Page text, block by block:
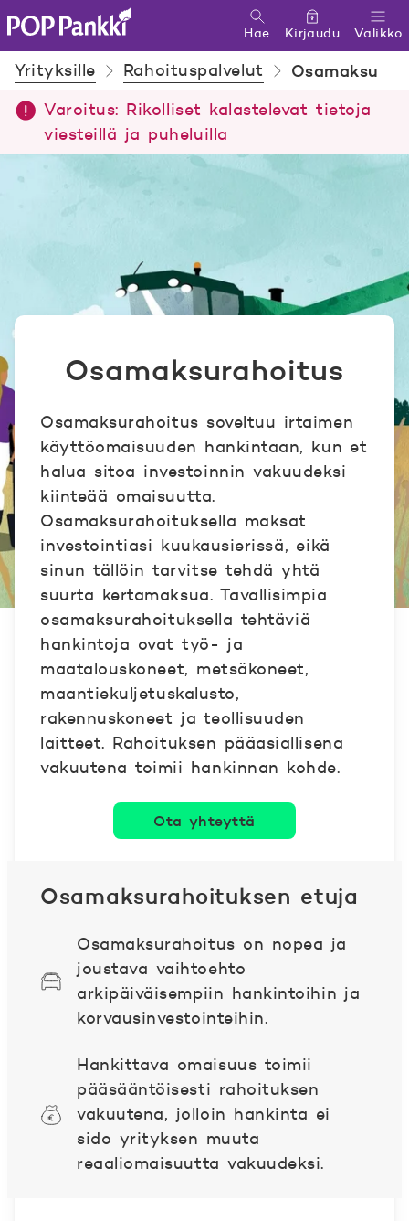
POP Pankki, etusivulle
Valikko
Hae Kirjaudu
Yrityksille Rahoituspalvelut Osamaksu
Varoitus: Rikolliset kalastelevat tietoja
viesteillä ja puheluilla
Osamaksurahoitus
Osamaksurahoitus soveltuu irtaimen
käyttöomaisuuden hankintaan, kun et
halua sitoa investoinnin vakuudeksi
kiinteää omaisuutta.
Osamaksurahoituksella maksat
investointiasi kuukausierissä, eikä
sinun tällöin tarvitse tehdä yhtä
suurta kertamaksua. Tavallisimpia
osamaksurahoituksella tehtäviä
hankintoja ovat työ- ja
maatalouskoneet, metsäkoneet,
maantiekuljetuskalusto,
rakennuskoneet ja teollisuuden
laitteet. Rahoituksen pääasiallisena
vakuutena toimii hankinnan kohde.
Ota yhteyttä
Osamaksurahoituksen etuja
Osamaksurahoitus on nopea ja
joustava vaihtoehto
arkipäiväisempiin hankintoihin ja
korvausinvestointeihin.
Hankittava omaisuus toimii
pääsääntöisesti rahoituksen
vakuutena, jolloin hankinta ei
sido yrityksen muuta
reaaliomaisuutta vakuudeksi.